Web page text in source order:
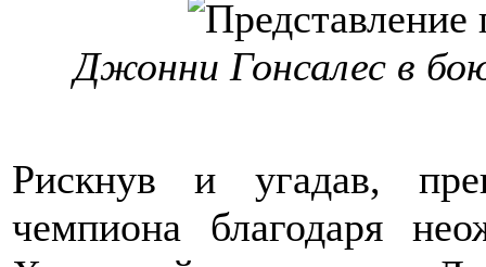
Джонни Гонсалес в
Рискнув и угадав,
чемпиона благодаря